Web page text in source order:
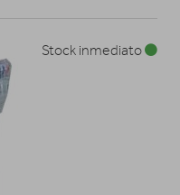
Stock inmediato